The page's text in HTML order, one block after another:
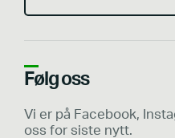
Følg oss
Vi er på Facebook,
oss for siste nytt.